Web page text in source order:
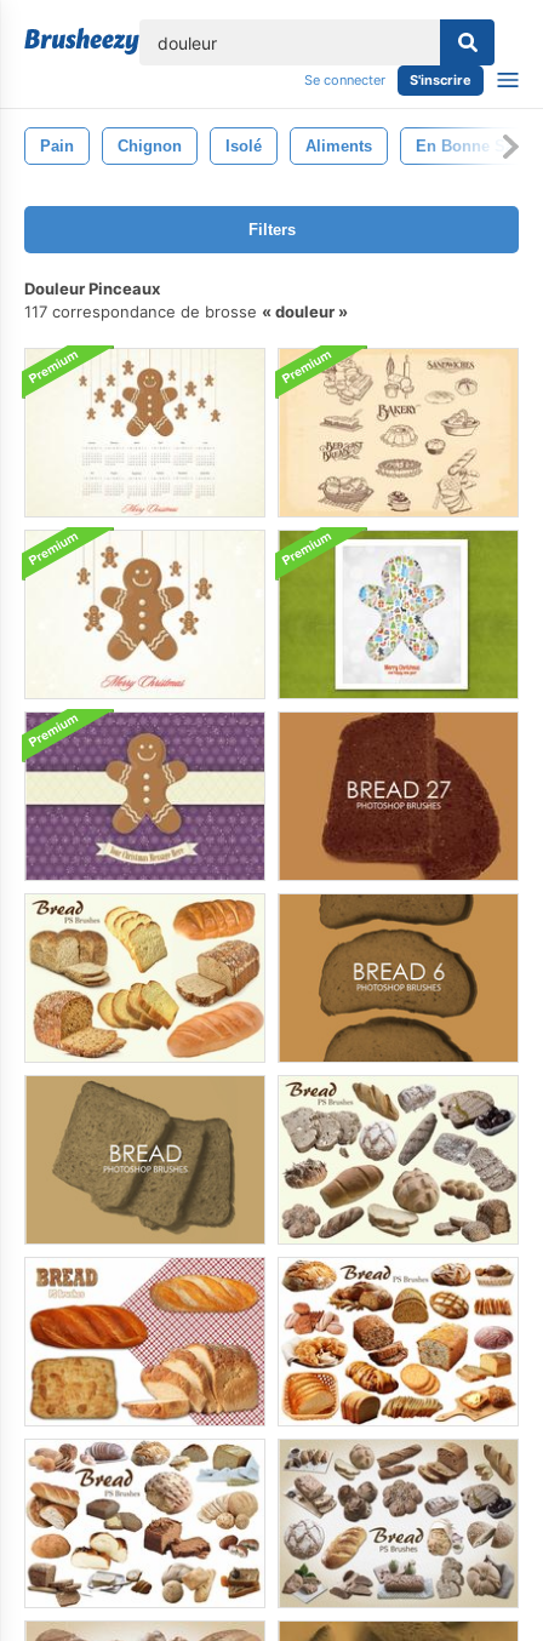
Se connecter S'inscrire
Pain Chignon Isolé Aliments En Bonne Santé
Filters
Douleur Pinceaux
117 correspondance de brosse
douleur